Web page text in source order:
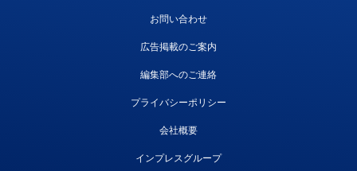
お問い合わせ
広告掲載のご案内
編集部へのご連絡
プライバシーポリシー
会社概要
インプレスグループ